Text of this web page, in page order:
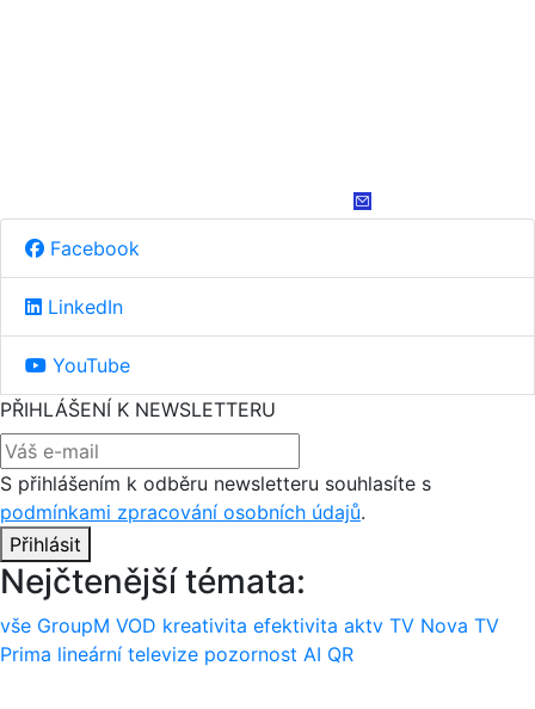
Facebook
LinkedIn
YouTube
PŘIHLÁŠENÍ K NEWSLETTERU
S přihlášením k odběru newsletteru souhlasíte s
podmínkami zpracování osobních údajů.
Přihlásit
Nejčtenější témata:
vše GroupM VOD kreativita efektivita aktv TV Nova TV
Prima lineární televize pozornost AI QR